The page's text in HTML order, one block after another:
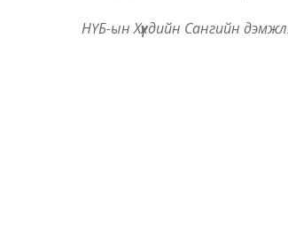
НҮБ-ын Хүүхдийн Сангийн